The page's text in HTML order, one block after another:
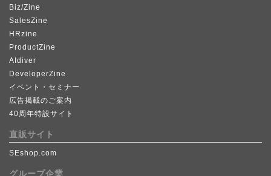
Biz/Zine
SalesZine
HRzine
ProductZine
AIdiver
DeveloperZine
イベント・セミナー
広告掲載のご案内
40周年特設サイト
直販サイト
SEshop.com
グループ企業